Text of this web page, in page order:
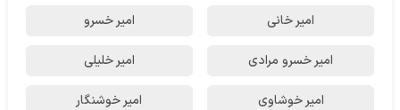
امیر خانی امیر خسرو
امیر خسرو مرادی امیر خلیلی
امیر خوشاوی امیر خوشنگار